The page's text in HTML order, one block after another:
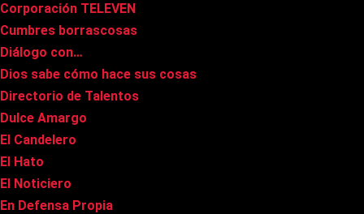
Corporación TELEVEN
Cumbres borrascosas
Diálogo con…
Dios sabe cómo hace sus cosas
Directorio de Talentos
Dulce Amargo
El Candelero
El Hato
El Noticiero
En Defensa Propia